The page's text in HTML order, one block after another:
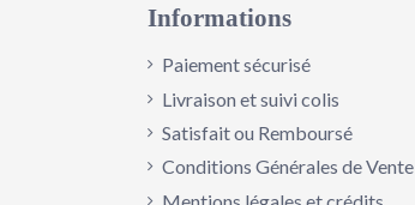
Informations
Paiement sécurisé
Livraison et suivi colis
Satisfait ou Remboursé
Conditions Générales de Vente
Mentions légales et crédits